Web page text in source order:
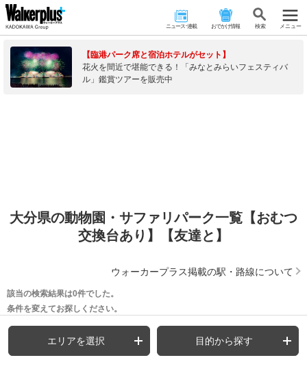
ニュース･連載 おでかけ情報 検 索 メニュー
【臨港パーク席と宿泊ホテルがセット】
花火を間近で堪能できる！「みなとみらいフェスティバ
ル」鑑賞ツアーを販売中
大分県の動物園・サファリパーク一覧【おむつ
交換台あり】【友達と】
ウォーカープラス掲載の駅・路線について
該当の検索結果は0件でした。
条件を変えてお探しください。
エリアを選択 目的から探す